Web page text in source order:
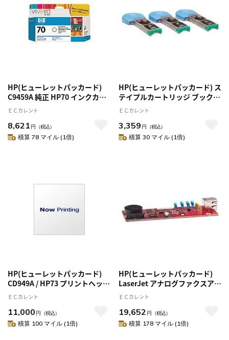
HP(ヒューレットパッカード)
C9459A 純正 HP70 インクカー
トリッジ グロスエンハンサ
ＥＣカレント
8,621 円 （税込）
積算 78 マイル (1倍)
HP(ヒューレットパッカード) ス
テイプルカートリッジ ブックレ
ットメーカー用 CC383A
ＥＣカレント
3,359 円 （税込）
積算 30 マイル (1倍)
HP(ヒューレットパッカード)
CD949A / HP73 プリントヘッド
マットブラック/クロムレッド
ＥＣカレント
11,000 円 （税込）
積算 100 マイル (1倍)
HP(ヒューレットパッカード)
LaserJet アナログファクスアク
セサリ 500 CC487A#ABJ
ＥＣカレント
19,652 円 （税込）
積算 178 マイル (1倍)